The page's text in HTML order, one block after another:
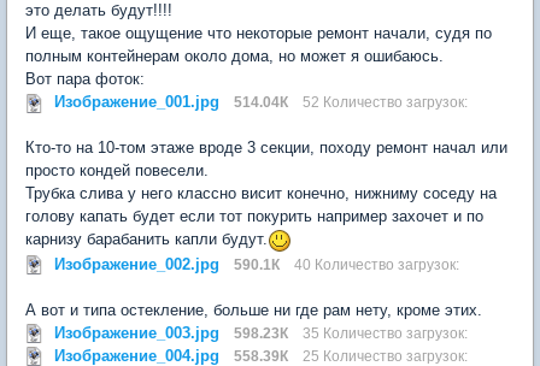
это делать будут!!!!
И еще, такое ощущение что некоторые ремонт начали, судя по
полным контейнерам около дома, но может я ошибаюсь.
Вот пара фоток:
Изображение_001.jpg
514.04К 52 Количество загрузок:
Кто-то на 10-том этаже вроде 3 секции, походу ремонт начал или
просто кондей повесели.
Трубка слива у него классно висит конечно, нижниму соседу на
голову капать будет если тот покурить например захочет и по
карнизу барабанить капли будут.
Изображение_002.jpg
590.1К 40 Количество загрузок:
А вот и типа остекление, больше ни где рам нету, кроме этих.
Изображение_003.jpg
598.23К 35 Количество загрузок:
Изображение_004.jpg 558.39К 25 Количество загрузок: